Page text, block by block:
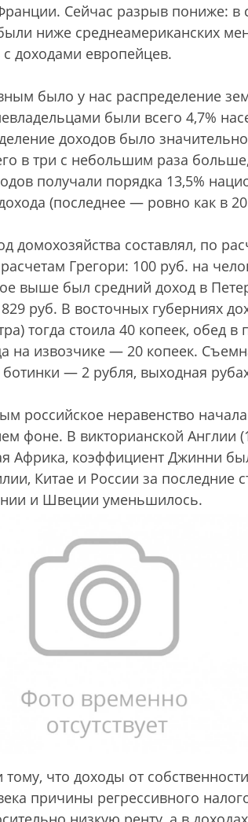
Сейчас разрыв пониже: в
ниже среднеамериканских
доходами европейцев.
было у нас распределение
были всего 4,7%
доходов было
в три с небольшим раза
получали порядка 13,5%
(последнее — ровно как в
домохозяйства составлял, по
Грегори: 100 руб. на
выше был средний доход в
руб. В восточных губерниях
тогда стоила 40 копеек, обед
на извозчике — 20 копеек.
ботинки — 2 рубля, выходная
российское неравенство
фоне. В викторианской Англии
Африка, коэффициент Джинни
Китае и России за последние
и Швеции уменьшилось.
тому, что доходы от
причины регрессивного